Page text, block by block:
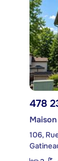
478
106,